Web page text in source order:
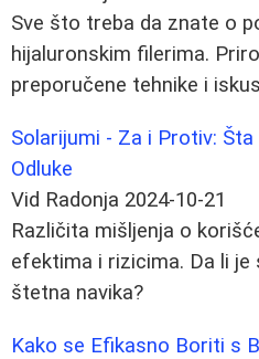
Sve što treba da znate o
hijaluronskim filerima.
preporučene tehnike i
Solarijumi - Za i Protiv:
Odluke
Vid Radonja 2024-10-21
Različita mišljenja o
efektima i rizicima. Da li je
štetna navika?
Kako se Efikasno Boriti s